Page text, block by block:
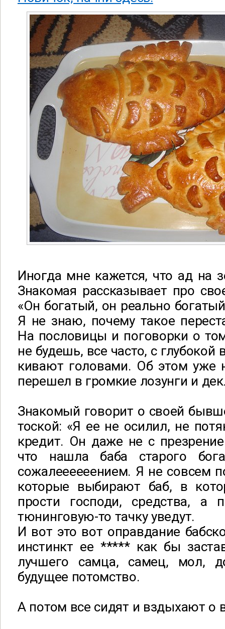
Иногда мне кажется, что ад на
Знакомая рассказывает про
«Он богатый, он реально
Я не знаю, почему такое
На пословицы и поговорки о
не будешь, все часто, с
кивают головами. Об этом уже
перешел в громкие лозунги и
Знакомый говорит о своей
тоской: «Я ее не осилил, не
кредит. Он даже не с
что нашла баба старого
сожалеееееением. Я не совсем
которые выбирают баб, в
прости господи, средства, а
тюнинговую-то тачку уведут.
И вот это вот оправдание
инстинкт ее ***** как бы
лучшего самца, самец, мол,
будущее потомство.
А потом все сидят и вздыхают о